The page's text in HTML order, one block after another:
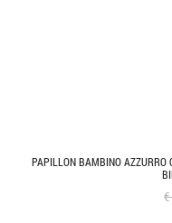
PAPILLON BAMBINO AZZURRO